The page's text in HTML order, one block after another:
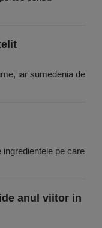
iar sumedenia de
pe care
anul viitor in